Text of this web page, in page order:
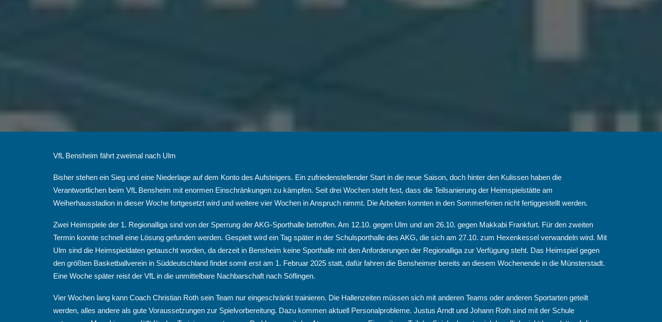
VfL Bensheim fährt zweimal nach Ulm
Bisher stehen ein Sieg und eine Niederlage auf dem Konto des Aufsteigers. Ein zufriedenstellender Start in die neue Saison, doch hinter den Kulissen haben die
Verantwortlichen beim VfL Bensheim mit enormen Einschränkungen zu kämpfen. Seit drei Wochen steht fest, dass die Teilsanierung der Heimspielstätte am
Weiherhausstadion in dieser Woche fortgesetzt wird und weitere vier Wochen in Anspruch nimmt. Die Arbeiten konnten in den Sommerferien nicht fertiggestellt werden.
Zwei Heimspiele der 1. Regionalliga sind von der Sperrung der AKG-Sporthalle betroffen. Am 12.10. gegen Ulm und am 26.10. gegen Makkabi Frankfurt. Für den zweiten
Termin konnte schnell eine Lösung gefunden werden. Gespielt wird ein Tag später in der Schulsporthalle des AKG, die sich am 27.10. zum Hexenkessel verwandeln wird. Mit
Ulm sind die Heimspieldaten getauscht worden, da derzeit in Bensheim keine Sporthalle mit den Anforderungen der Regionalliga zur Verfügung steht. Das Heimspiel gegen
den größten Basketballverein in Süddeutschland findet somit erst am 1. Februar 2025 statt, dafür fahren die Bensheimer bereits an diesem Wochenende in die Münsterstadt.
Eine Woche später reist der VfL in die unmittelbare Nachbarschaft nach Söflingen.
Vier Wochen lang kann Coach Christian Roth sein Team nur eingeschränkt trainieren. Die Hallenzeiten müssen sich mit anderen Teams oder anderen Sportarten geteilt
werden, alles andere als gute Voraussetzungen zur Spielvorbereitung. Dazu kommen aktuell Personalprobleme. Justus Arndt und Johann Roth sind mit der Schule